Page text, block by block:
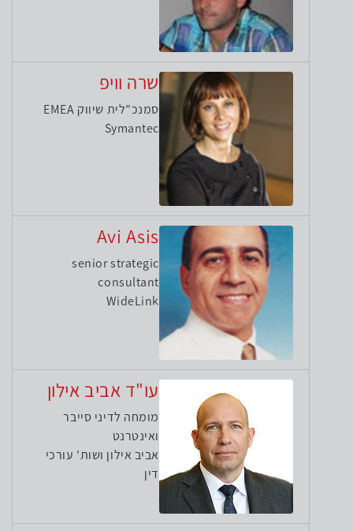
שרה וויפ
סמנכ”לית שיווק EMEA
Symantec
Avi Asis
senior strategic
consultant
WideLink
עו"ד אביב אילון
מומחה לדיני סייבר
ואינטרנט
אביב אילון ושות' עורכי
דין